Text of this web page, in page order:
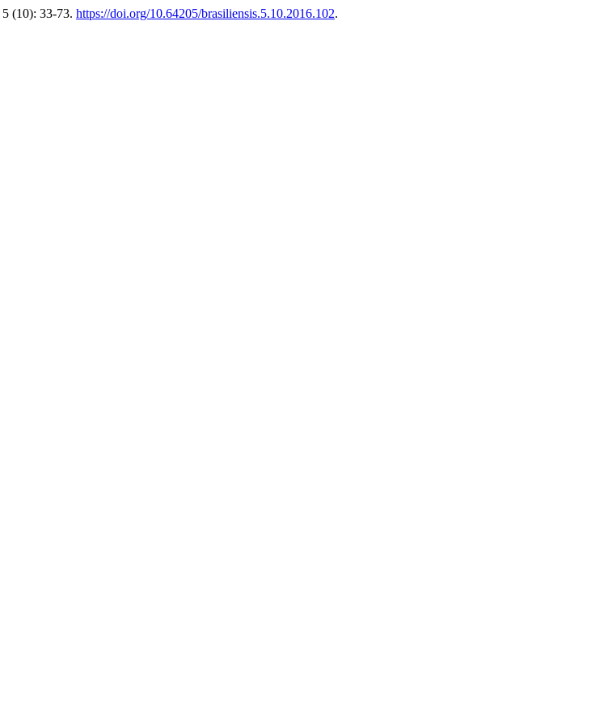
5 (10): 33-73. https://doi.org/10.64205/brasiliensis.5.10.2016.102.